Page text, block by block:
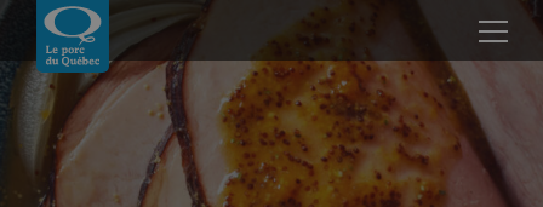
Skip to content
Revenir à la page d’accueil